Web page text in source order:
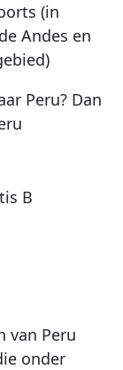
(in
Andes en
Peru? Dan
B
van Peru
onder